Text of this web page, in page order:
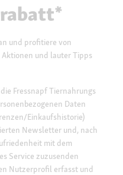
und profitiere von
und lauter Tipps
Fressnapf Tiernahrungs
Daten
Einkaufshistorie)
Newsletter und, nach
mit dem
Service zuzusenden
Nutzerprofil erfasst und